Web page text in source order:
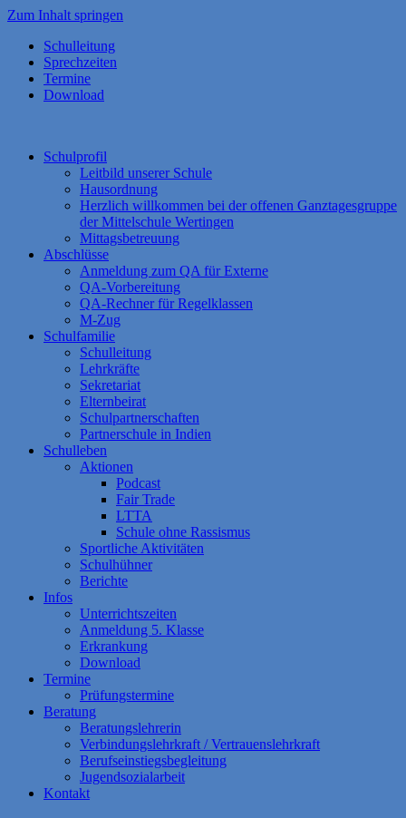
Zum Inhalt springen
Schulleitung
Sprechzeiten
Termine
Download
Schulprofil
Leitbild unserer Schule
Hausordnung
Herzlich willkommen bei der offenen Ganztagesgruppe
der Mittelschule Wertingen
Mittagsbetreuung
Abschlüsse
Anmeldung zum QA für Externe
QA-Vorbereitung
QA-Rechner für Regelklassen
M-Zug
Schulfamilie
Schulleitung
Lehrkräfte
Sekretariat
Elternbeirat
Schulpartnerschaften
Partnerschule in Indien
Schulleben
Aktionen
Podcast
Fair Trade
LTTA
Schule ohne Rassismus
Sportliche Aktivitäten
Schulhühner
Berichte
Infos
Unterrichtszeiten
Anmeldung 5. Klasse
Erkrankung
Download
Termine
Prüfungstermine
Beratung
Beratungslehrerin
Verbindungslehrkraft / Vertrauenslehrkraft
Berufseinstiegsbegleitung
Jugendsozialarbeit
Kontakt